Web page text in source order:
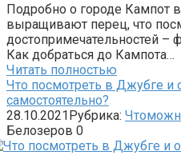
Подробно о городе Кампот
выращивают перец, что
достопримечательностей –
Как добраться до Кампота…
Читать полностью
Что посмотреть в Джубге и
самостоятельно?
28.10.2021Рубрика:
Белозеров 0